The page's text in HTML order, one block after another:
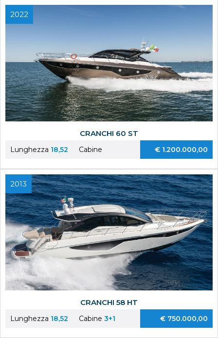
2022
CRANCHI 60 ST
Lunghezza 18,52 Cabine € 1.200.000,00
2013
CRANCHI 58 HT
Lunghezza 18,52 Cabine 3+1 € 750.000,00